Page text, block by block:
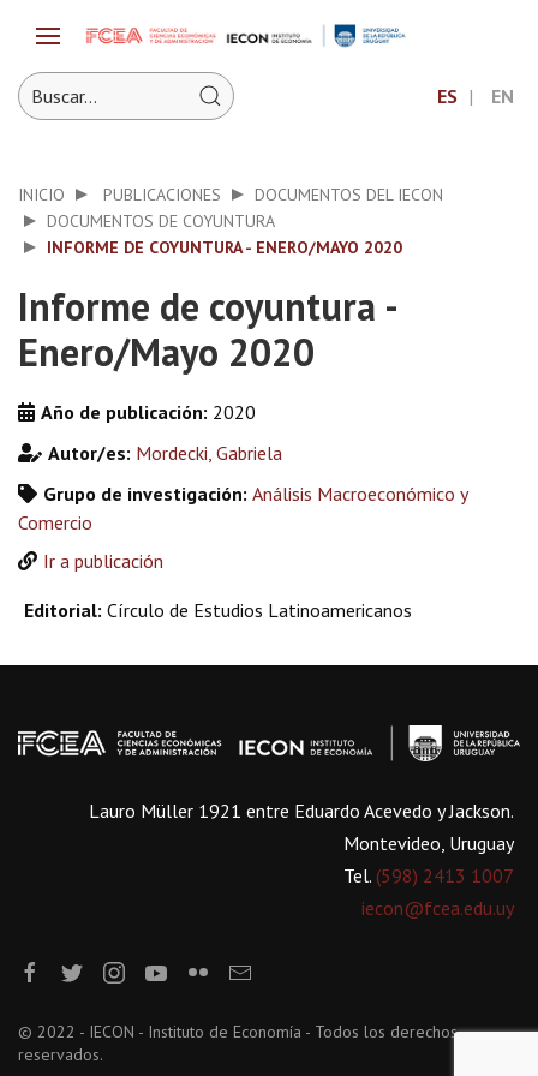
ES EN
INICIO PUBLICACIONES
DOCUMENTOS DEL IECON
DOCUMENTOS DE COYUNTURA
INFORME DE COYUNTURA - ENERO/MAYO 2020
Informe de coyuntura -
Enero/Mayo 2020
Año de publicación: 2020
Autor/es: Mordecki, Gabriela
Grupo de investigación: Análisis Macroeconómico y
Comercio
Ir a publicación
Editorial: Círculo de Estudios Latinoamericanos
Lauro Müller 1921 entre Eduardo Acevedo y Jackson.
Montevideo, Uruguay
Tel. (598) 2413 1007
iecon@fcea.edu.uy
© 2022 - IECON - Instituto de Economía - Todos los derechos
reservados.